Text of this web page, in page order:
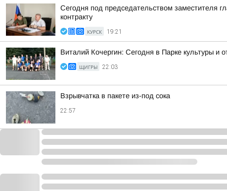
Сегодня под председательством заместителя
контракту
КУРСК 19:21
Виталий Кочергин: Сегодня в Парке культуры
ЩИГРЫ 22:03
Взрывчатка в пакете из-под сока
22:57